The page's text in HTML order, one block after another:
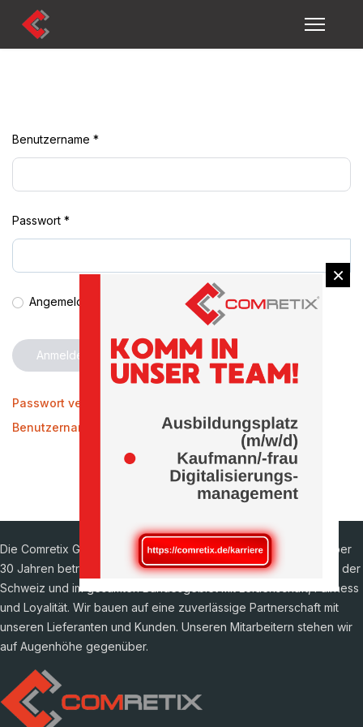
Benutzername *
Passwort *
Angemeldet bleiben
Anmelden
Passwort vergessen?
Benutzername vergessen?
Die Comretix GmbH ist ein IT Systemhaus aus Tuttlingen. Seit über
30 Jahren betreuen wir unsere Kunden in Baden-Württemberg, der
Schweiz und im gesamten Bundesgebiet mit Leidenschaft, Fairness
und Loyalität. Wir bauen auf eine zuverlässige Partnerschaft mit
unseren Lieferanten und Kunden. Unseren Mitarbeitern stehen wir
auf Augenhöhe gegenüber.
×